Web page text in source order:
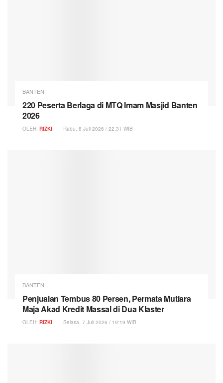
BANTEN
220 Peserta Berlaga di MTQ Imam Masjid Banten
2026
OLEH: RIZKI Rabu, 8 Juli 2026 / 22:31 WIB
BANTEN
Penjualan Tembus 80 Persen, Permata Mutiara
Maja Akad Kredit Massal di Dua Klaster
OLEH: RIZKI Selasa, 7 Juli 2026 / 19:19 WIB